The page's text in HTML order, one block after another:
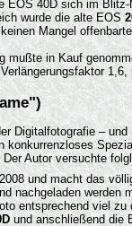
EOS 40D sich im
wurde die alte EOS
Mangel
mußte in Kauf
–
Autor versuchte
und macht das
entsprechend viel zu
und anschließend die